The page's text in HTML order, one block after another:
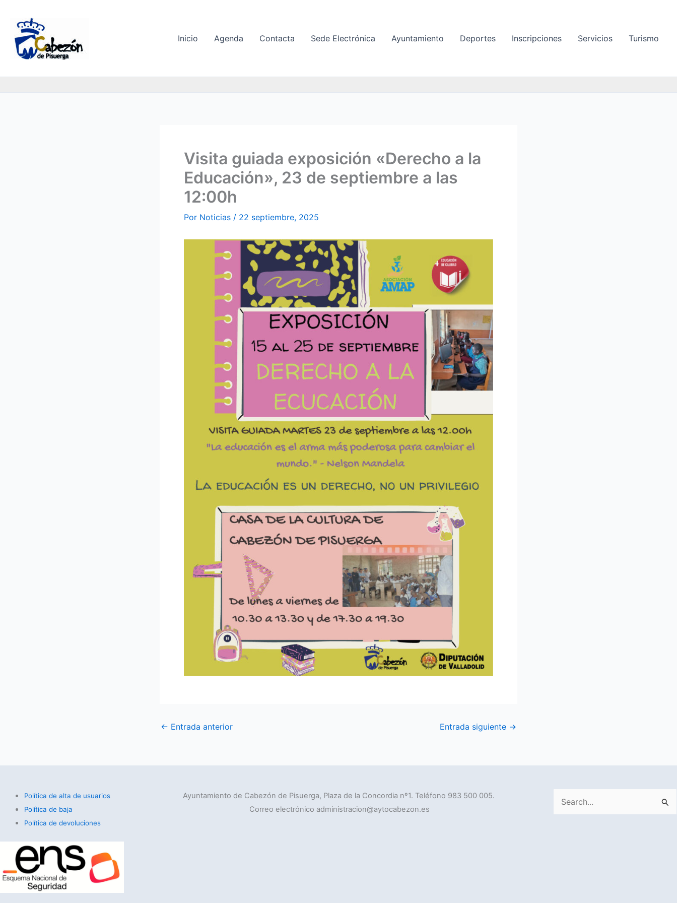
contenido
Inicio Agenda Contacta Sede Electrónica Ayuntamiento Deportes Inscripciones Servicios Turismo
Visita guiada exposición «Derecho a la
Educación», 23 de septiembre a las
12:00h
Por Noticias / 22 septiembre, 2025
← Entrada anterior Entrada siguiente →
Política de alta de usuarios
Política de baja
Política de devoluciones
Ayuntamiento de Cabezón de Pisuerga, Plaza de la Concordia nº1. Teléfono 983 500 005.
Correo electrónico administracion@aytocabezon.es
Buscar
por: